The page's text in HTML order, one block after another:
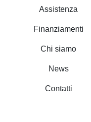
Assistenza
Finanziamenti
Chi siamo
News
Contatti